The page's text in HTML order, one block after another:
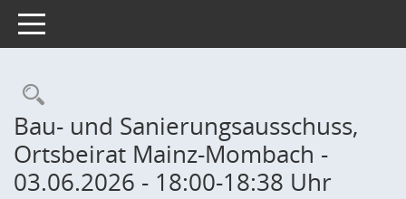
Toggle navigation
Rechercheauswahl
Bau- und Sanierungsausschuss,
Ortsbeirat Mainz-Mombach -
03.06.2026 - 18:00-18:38 Uhr